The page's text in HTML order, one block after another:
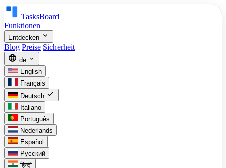
TasksBoard
Funktionen
Entdecken expand_more
Blog Preise Sicherheit
language de expand_more
English
Français
Deutsch check
Italiano
Português
Nederlands
Español
Русский
हिन्दी